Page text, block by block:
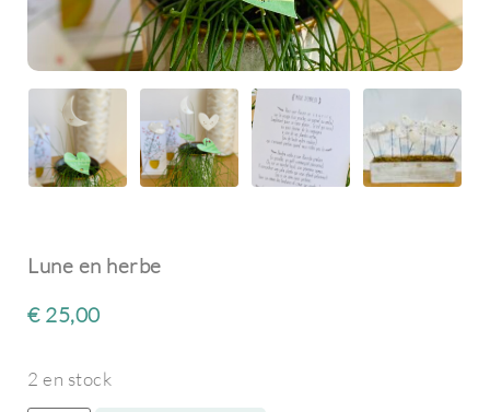
Lune en herbe
€25,00
2 en stock